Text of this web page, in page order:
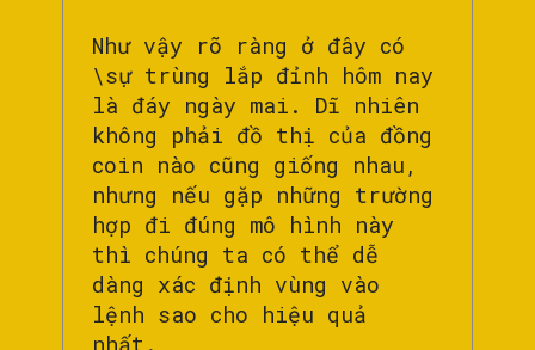
Như vậy rõ ràng ở đây có
\sự trùng lắp đỉnh hôm nay
là đáy ngày mai. Dĩ nhiên
không phải đồ thị của đồng
coin nào cũng giống nhau,
nhưng nếu gặp những trường
hợp đi đúng mô hình này
thì chúng ta có thể dễ
dàng xác định vùng vào
lệnh sao cho hiệu quả
nhất.